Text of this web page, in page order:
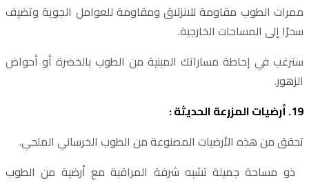
ممرات الطوب مقاومة للانزلاق ومقاومة للعوامل الجوية وتضيف
سحرًا إلى المساحات الخارجية.
سترغب في إحاطة مساراتك المبنية من الطوب بالخضرة أو أحواض
الزهور.
19. أرضيات المزرعة الحديثة :
تحقق من هذه الأرضيات المصنوعة من الطوب الخرساني الملحي.
ذو مساحة جميلة تشبه شرفة المراقبة مع أرضية من الطوب